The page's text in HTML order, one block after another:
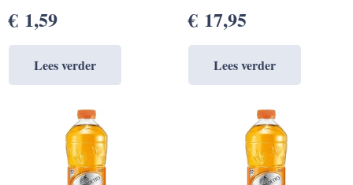
€ 1,59
Lees verder
€ 17,95
Lees verder